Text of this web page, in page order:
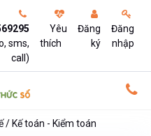
sms,
call)
Yêu
thích
Đăng
ký
Đăng
nhập
Kế toán - Kiểm toán